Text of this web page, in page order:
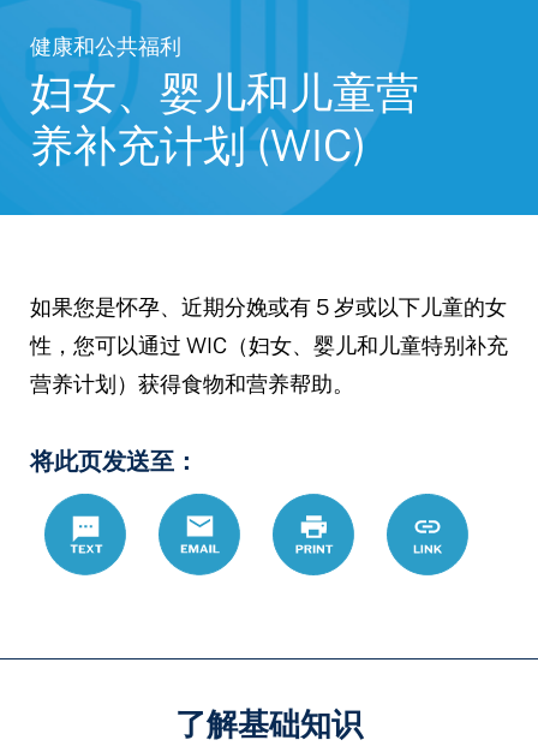
健康和公共福利
妇女、婴儿和儿童营
养补充计划 (WIC)
如果您是怀孕、近期分娩或有 5 岁或以下儿童的女
性，您可以通过 WIC（妇女、婴儿和儿童特别补充
营养计划）获得食物和营养帮助。
将此页发送至：
Text
Email Print
https://
hans/topic/
Link
了解基础知识